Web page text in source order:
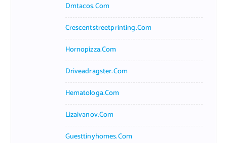
Dmtacos.com
Crescentstreetprinting.com
Hornopizza.com
Driveadragster.com
Hematologa.com
Lizaivanov.com
Guesttinyhomes.com